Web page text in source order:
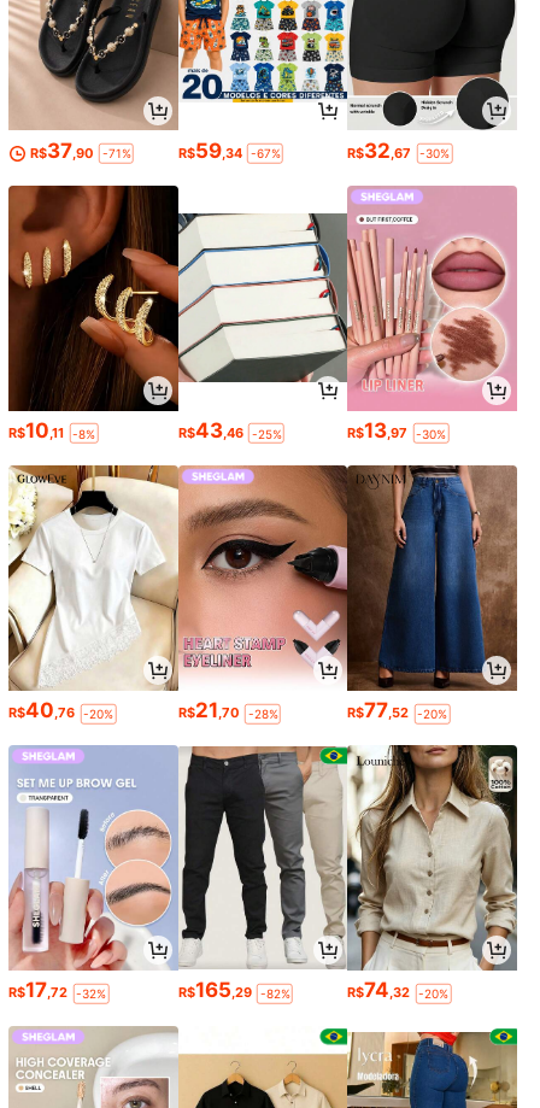
R$37 ,90 -71% R$59,34 -67% R$32 ,67 -30%
R$10 ,11 -8% R$43,46 -25% R$13 ,97 -30%
R$40,76 -20% R$21,70 -28% R$77,52 -20%
R$17,72 -32% R$165,29 -82% R$74,32 -20%